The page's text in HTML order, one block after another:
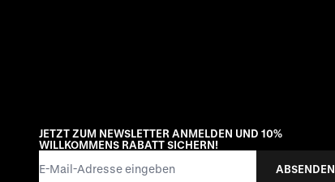
JETZT ZUM NEWSLETTER ANMELDEN UND 10%
WILLKOMMENS RABATT SICHERN!
ABSENDEN